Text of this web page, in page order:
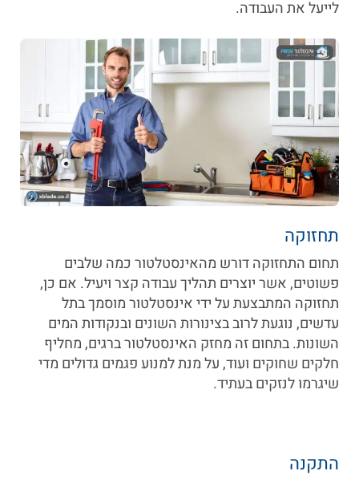
לייעל את העבודה.
תחזוקה
תחום התחזוקה דורש מהאינסטלטור כמה שלבים
פשוטים, אשר יוצרים תהליך עבודה קצר ויעיל. אם כן,
תחזוקה המתבצעת על ידי אינסטלטור מוסמך בתל
עדשים, נוגעת לרוב בצינורות השונים ובנקודות המים
השונות. בתחום זה מחזק האינסטלטור ברגים, מחליף
חלקים שחוקים ועוד, על מנת למנוע פגמים גדולים מדי
שיגרמו לנזקים בעתיד.
התקנה